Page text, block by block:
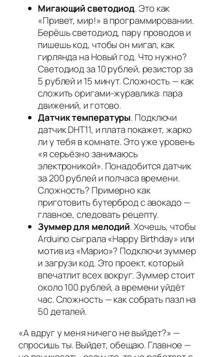
Мигающий светодиод. Это как
«Привет, мир!» в программировании.
Берёшь светодиод, пару проводов и
пишешь код, чтобы он мигал, как
гирлянда на Новый год. Что нужно?
Светодиод за 10 рублей, резистор за
5 рублей и 15 минут. Сложность — как
сложить оригами-журавлика: пара
движений, и готово.
Датчик температуры. Подключи
датчик DHT11, и плата покажет, жарко
ли у тебя в комнате. Это уже уровень
«я серьёзно занимаюсь
электроникой». Понадобится датчик
за 200 рублей и полчаса времени.
Сложность? Примерно как
приготовить бутерброд с авокадо —
главное, следовать рецепту.
Зуммер для мелодий. Хочешь, чтобы
Arduino сыграла «Happy Birthday» или
мотив из «Марио»? Подключи зуммер
и загрузи код. Это проект, который
впечатлит всех вокруг. Зуммер стоит
около 100 рублей, а времени уйдёт
час. Сложность — как собрать пазл на
50 деталей.
«А вдруг у меня ничего не выйдет?» —
спросишь ты. Выйдет, обещаю. Главное —